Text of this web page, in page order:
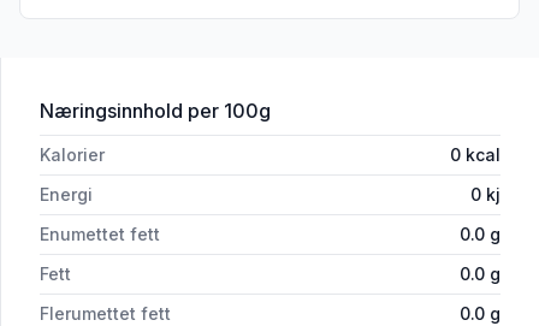
Næringsinnhold for 'Lam Indrefilet pr Kg'
per 100g
Kalorier 0 kcal
Energi
0 kj
Enumettet fett
0.0 g
Fett
0.0 g
Flerumettet fett
0.0 g